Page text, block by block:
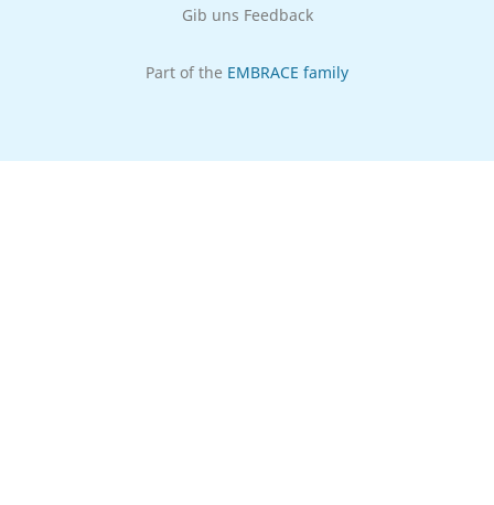
Gib uns Feedback
Part of the EMBRACE family